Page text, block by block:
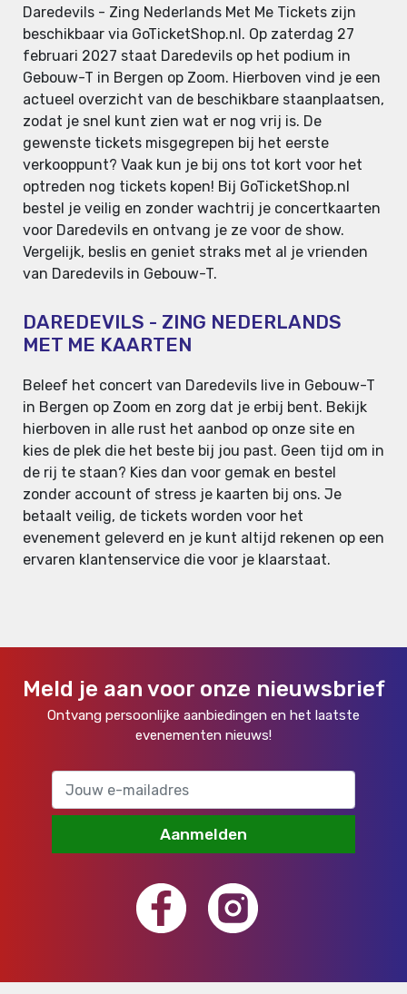
Daredevils - Zing Nederlands Met Me Tickets zijn
beschikbaar via GoTicketShop.nl. Op zaterdag 27
februari 2027 staat Daredevils op het podium in
Gebouw-T in Bergen op Zoom. Hierboven vind je een
actueel overzicht van de beschikbare staanplaatsen,
zodat je snel kunt zien wat er nog vrij is. De
gewenste tickets misgegrepen bij het eerste
verkooppunt? Vaak kun je bij ons tot kort voor het
optreden nog tickets kopen! Bij GoTicketShop.nl
bestel je veilig en zonder wachtrij je concertkaarten
voor Daredevils en ontvang je ze voor de show.
Vergelijk, beslis en geniet straks met al je vrienden
van Daredevils in Gebouw-T.
DAREDEVILS - ZING NEDERLANDS
MET ME KAARTEN
Beleef het concert van Daredevils live in Gebouw-T
in Bergen op Zoom en zorg dat je erbij bent. Bekijk
hierboven in alle rust het aanbod op onze site en
kies de plek die het beste bij jou past. Geen tijd om in
de rij te staan? Kies dan voor gemak en bestel
zonder account of stress je kaarten bij ons. Je
betaalt veilig, de tickets worden voor het
evenement geleverd en je kunt altijd rekenen op een
ervaren klantenservice die voor je klaarstaat.
Meld je aan voor onze nieuwsbrief
Ontvang persoonlijke aanbiedingen en het laatste
evenementen nieuws!
Aanmelden